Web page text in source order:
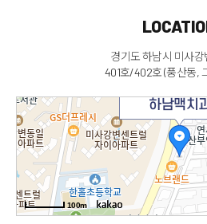
경기도 하남시 미사
401호/402호 (풍산동,
하남맥치
100m